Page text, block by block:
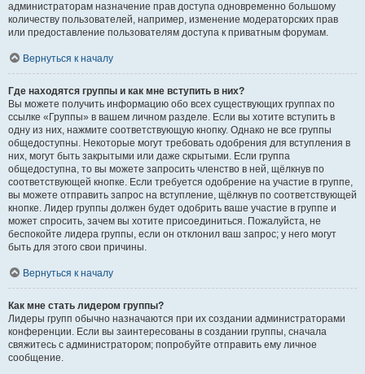
администраторам назначение прав доступа одновременно большому
количеству пользователей, например, изменение модераторских прав
или предоставление пользователям доступа к приватным форумам.
Вернуться к началу
Где находятся группы и как мне вступить в них?
Вы можете получить информацию обо всех существующих группах по
ссылке «Группы» в вашем личном разделе. Если вы хотите вступить в
одну из них, нажмите соответствующую кнопку. Однако не все группы
общедоступны. Некоторые могут требовать одобрения для вступления в
них, могут быть закрытыми или даже скрытыми. Если группа
общедоступна, то вы можете запросить членство в ней, щёлкнув по
соответствующей кнопке. Если требуется одобрение на участие в группе,
вы можете отправить запрос на вступление, щёлкнув по соответствующей
кнопке. Лидер группы должен будет одобрить ваше участие в группе и
может спросить, зачем вы хотите присоединиться. Пожалуйста, не
беспокойте лидера группы, если он отклонил ваш запрос; у него могут
быть для этого свои причины.
Вернуться к началу
Как мне стать лидером группы?
Лидеры групп обычно назначаются при их создании администраторами
конференции. Если вы заинтересованы в создании группы, сначала
свяжитесь с администратором; попробуйте отправить ему личное
сообщение.